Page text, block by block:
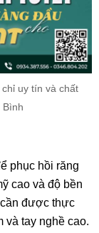
uy tín và chất
Bình
phục hồi răng
cao và độ bền
cần được thực
và tay nghề cao.